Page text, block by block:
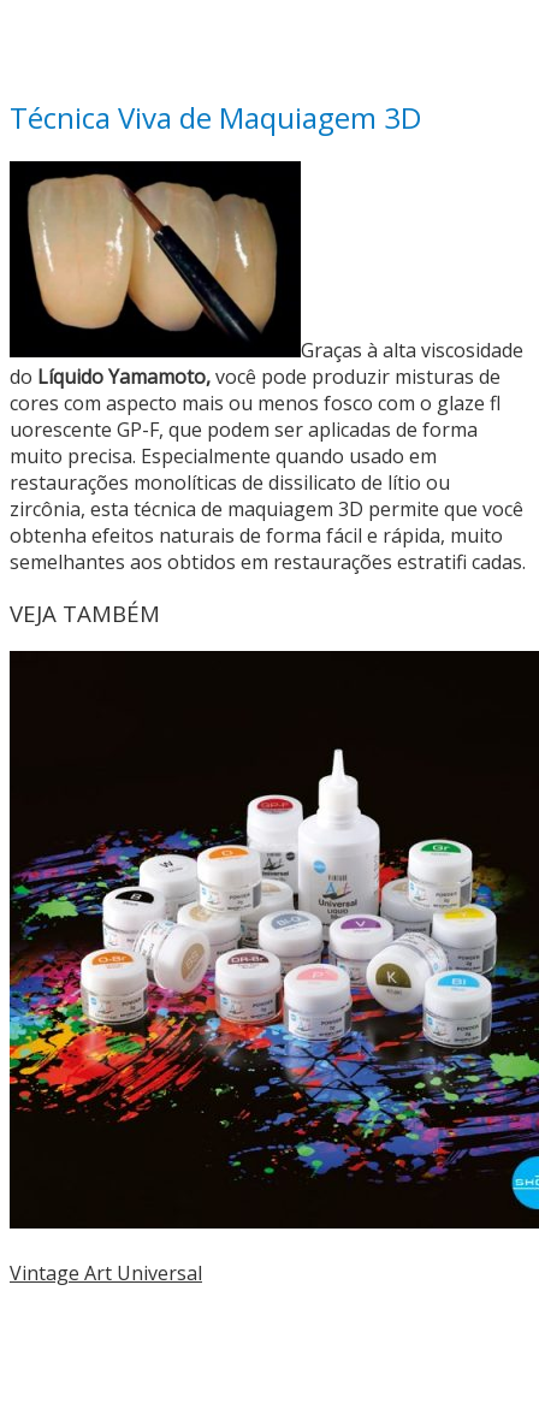
Técnica Viva de Maquiagem 3D
Graças à alta viscosidade
do Líquido Yamamoto,você pode produzir misturas de
cores com aspecto mais ou menos fosco com o glaze fl
uorescente GP-F, que podem ser aplicadas de forma
muito precisa. Especialmente quando usado em
restaurações monolíticas de dissilicato de lítio ou
zircônia, esta técnica de maquiagem 3D permite que você
obtenha efeitos naturais de forma fácil e rápida, muito
semelhantes aos obtidos em restaurações estratifi cadas.
VEJA TAMBÉM
Vintage Art Universal